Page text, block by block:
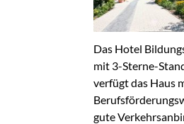
Das Hotel
mit 3-Sterne-
verfügt das Haus
gute